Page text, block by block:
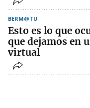
BERM@TU
Esto es lo que
que dejamos en
virtual